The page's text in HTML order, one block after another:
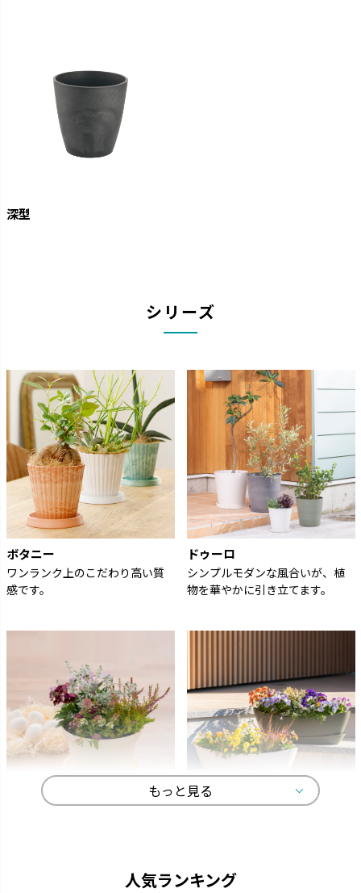
深型
シリーズ
ボタニー
ワンランク上のこだわり高い質
感です。
ドゥーロ
シンプルモダンな風合いが、植
物を華やかに引き立てます。
もっと見る
人気ランキング